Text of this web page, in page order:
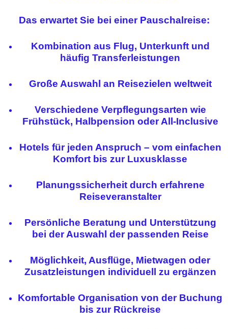
Das erwartet Sie bei einer Pauschalreise:
Kombination aus Flug, Unterkunft und
häufig Transferleistungen
Große Auswahl an Reisezielen weltweit
Verschiedene Verpflegungsarten wie
Frühstück, Halbpension oder All-Inclusive
Hotels für jeden Anspruch – vom einfachen
Komfort bis zur Luxusklasse
Planungssicherheit durch erfahrene
Reiseveranstalter
Persönliche Beratung und Unterstützung
bei der Auswahl der passenden Reise
Möglichkeit, Ausflüge, Mietwagen oder
Zusatzleistungen individuell zu ergänzen
Komfortable Organisation von der Buchung
bis zur Rückreise